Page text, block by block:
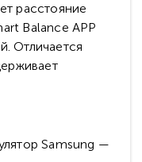
расстояние
Balance APP
Отличается
Samsung —